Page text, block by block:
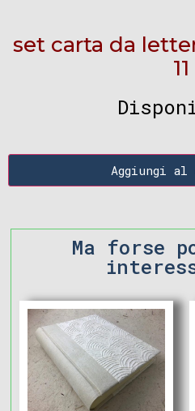
set carta da
11
Aggiungi
Ma forse